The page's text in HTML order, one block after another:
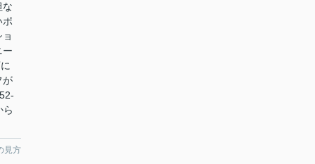
な
ポ
ー
が
ら
見方